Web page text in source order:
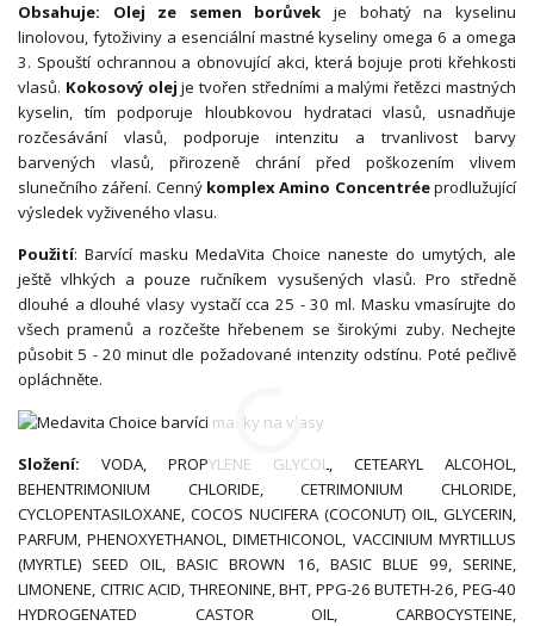
Obsahuje: Olej ze semen borůvek
je bohatý na kyselinu
linolovou, fytoživiny a esenciální mastné kyseliny omega 6 a omega
3. Spouští ochrannou a obnovující akci, která bojuje proti křehkosti
vlasů. Kokosový olej je tvořen středními a malými řetězci mastných
kyselin, tím podporuje hloubkovou hydrataci vlasů, usnadňuje
rozčesávání vlasů, podporuje intenzitu a trvanlivost barvy
barvených vlasů, přirozeně chrání před poškozením vlivem
slunečního záření. Cenný komplex Amino Concentréeprodlužující
výsledek vyživeného vlasu.
Použití: Barvící masku MedaVita Choice naneste do umytých, ale
ještě vlhkých a pouze ručníkem vysušených vlasů. Pro středně
dlouhé a dlouhé vlasy vystačí cca 25 - 30 ml. Masku vmasírujte do
všech pramenů a rozčešte hřebenem se širokými zuby. Nechejte
působit 5 - 20 minut dle požadované intenzity odstínu. Poté pečlivě
opláchněte.
Složení: VODA, PROPYLENE GLYCOL, CETEARYL ALCOHOL,
BEHENTRIMONIUM CHLORIDE, CETRIMONIUM CHLORIDE,
CYCLOPENTASILOXANE, COCOS NUCIFERA (COCONUT) OIL, GLYCERIN,
PARFUM, PHENOXYETHANOL, DIMETHICONOL, VACCINIUM MYRTILLUS
(MYRTLE) SEED OIL, BASIC BROWN 16, BASIC BLUE 99, SERINE,
LIMONENE, CITRIC ACID, THREONINE, BHT, PPG-26 BUTETH-26, PEG-40
HYDROGENATED CASTOR OIL, CARBOCYSTEINE,